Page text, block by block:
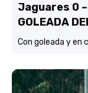
Jaguares 0 –
GOLEADA